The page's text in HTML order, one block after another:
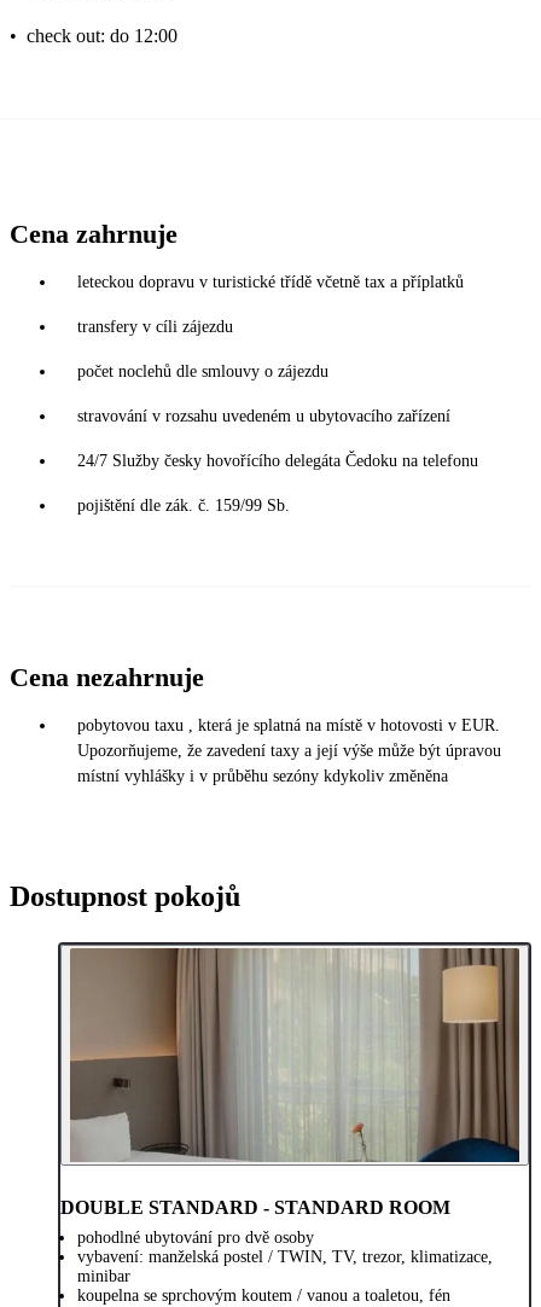
• check out: do 12:00
Cena zahrnuje
leteckou dopravu v turistické třídě včetně tax a příplatků
transfery v cíli zájezdu
počet noclehů dle smlouvy o zájezdu
stravování v rozsahu uvedeném u ubytovacího zařízení
24/7 Služby česky hovořícího delegáta Čedoku na telefonu
pojištění dle zák. č. 159/99 Sb.
Cena nezahrnuje
pobytovou taxu , která je splatná na místě v hotovosti v EUR.
Upozorňujeme, že zavedení taxy a její výše může být úpravou
místní vyhlášky i v průběhu sezóny kdykoliv změněna
Dostupnost pokojů
DOUBLE STANDARD - STANDARD ROOM
pohodlné ubytování pro dvě osoby
vybavení: manželská postel / TWIN, TV, trezor, klimatizace,
minibar
koupelna se sprchovým koutem / vanou a toaletou, fén